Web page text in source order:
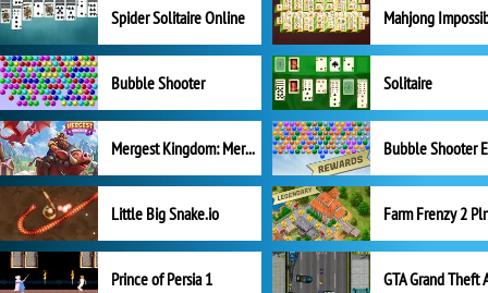
Spider Solitaire Online Mahjong
Bubble Shooter Solitaire
Mergest Kingdom: Merge Puzzle
Little Big Snake.io
Prince of Persia 1 GTA Grand Theft